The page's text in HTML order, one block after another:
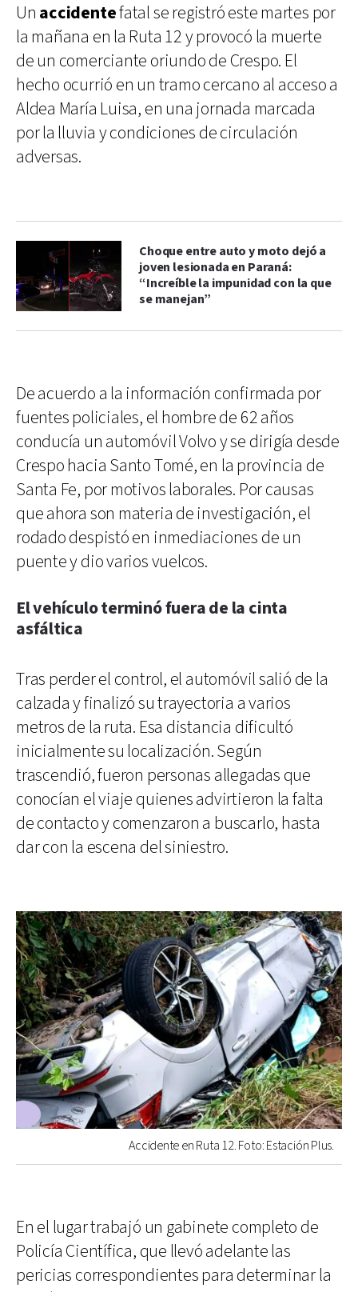
Un accidentefatal se registró este martes por
la mañana en la Ruta 12 y provocó la muerte
de un comerciante oriundo de Crespo. El
hecho ocurrió en un tramo cercano al acceso a
Aldea María Luisa, en una jornada marcada
por la lluvia y condiciones de circulación
adversas.
Choque entre auto y moto dejó a
joven lesionada en Paraná:
“Increíble la impunidad con la que
se manejan”
De acuerdo a la información confirmada por
fuentes policiales, el hombre de 62 años
conducía un automóvil Volvo y se dirigía desde
Crespo hacia Santo Tomé, en la provincia de
Santa Fe, por motivos laborales. Por causas
que ahora son materia de investigación, el
rodado despistó en inmediaciones de un
puente y dio varios vuelcos.
El vehículo terminó fuera de la cinta
asfáltica
Tras perder el control, el automóvil salió de la
calzada y finalizó su trayectoria a varios
metros de la ruta. Esa distancia dificultó
inicialmente su localización. Según
trascendió, fueron personas allegadas que
conocían el viaje quienes advirtieron la falta
de contacto y comenzaron a buscarlo, hasta
dar con la escena del siniestro.
Accidente en Ruta 12. Foto: Estación Plus.
En el lugar trabajó un gabinete completo de
Policía Científica, que llevó adelante las
pericias correspondientes para determinar la